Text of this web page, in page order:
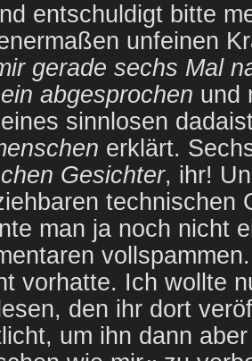
entschuldigt bitte
unfeinen
gerade sechs Mal
abgesprochen und
sinnlosen
erklärt.
Gesichter, ihr!
technischen
man ja noch nicht
vorhatte. Ich wollte
den ihr dort
um ihn dann